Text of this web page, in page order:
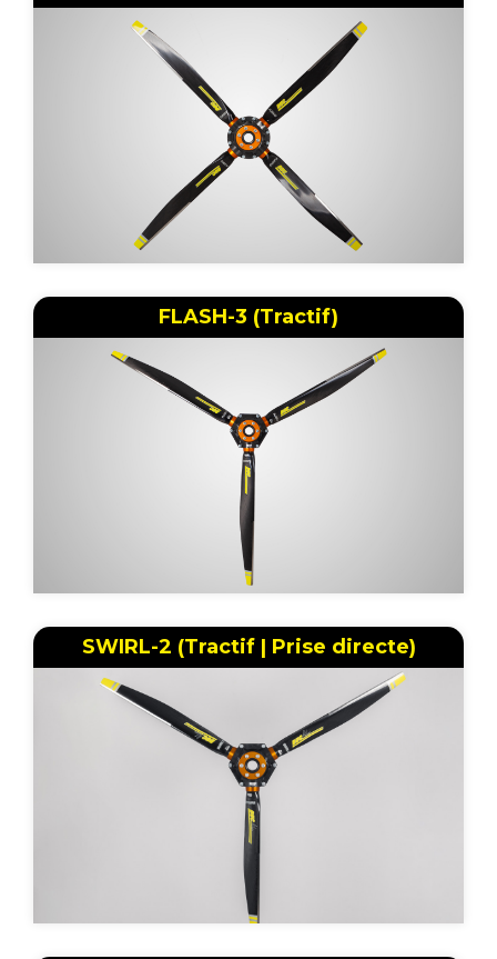
FLASH-3 (Tractif)
SWIRL-2 (Tractif | Prise directe)